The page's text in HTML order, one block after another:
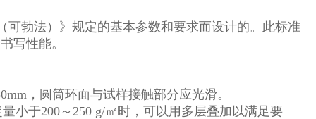
可勃法）》规定的基本参数和要求而设计的。此标准
写性能。
，圆筒环面与试样接触部分应光滑。
小于200～250 g/㎡时，可以用多层叠加以满足要